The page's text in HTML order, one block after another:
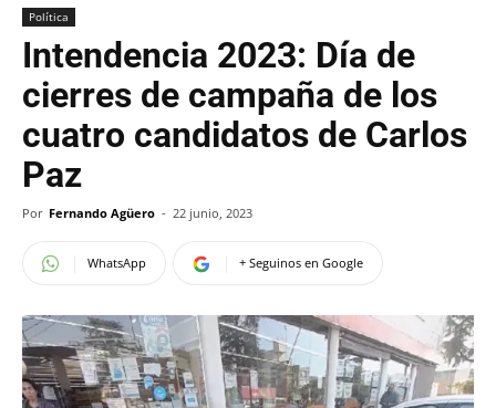
Política
Intendencia 2023: Día de
cierres de campaña de los
cuatro candidatos de Carlos
Paz
Por Fernando Agüero - 22 junio, 2023
WhatsApp + Seguinos en Google